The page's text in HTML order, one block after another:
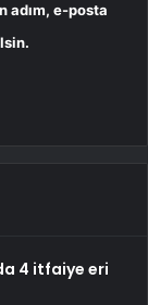
adım, e-posta
4 itfaiye eri